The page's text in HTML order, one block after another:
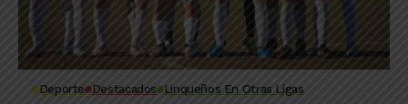
Deporte Destacados Linqueños En Otras Ligas